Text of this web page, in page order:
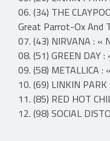
06. (34) THE
Great Parrot-Ox And
07. (43) NIRVANA : «
08. (51) GREEN DAY
09. (58) METALLICA :
10. (69) LINKIN
11. (85) RED HOT
12. (98) SOCIAL